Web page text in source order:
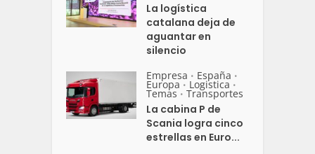
La logística
catalana deja de
aguantar en
silencio
Empresa • España •
Europa • Logistica •
Temas • Transportes
La cabina P de
Scania logra cinco
estrellas en Euro...